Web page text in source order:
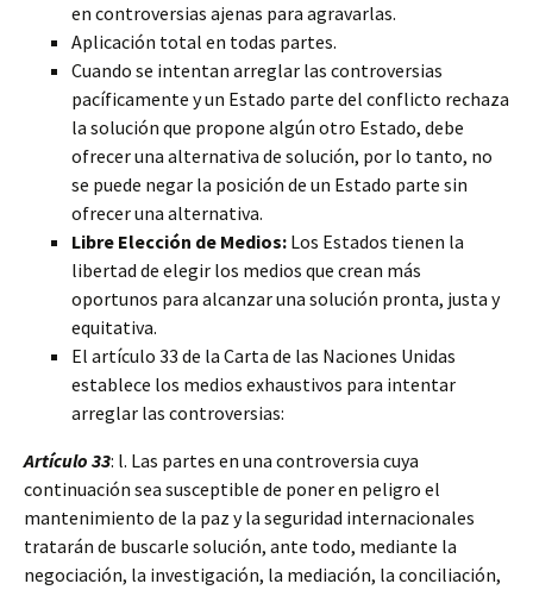
en controversias ajenas para agravarlas.
Aplicación total en todas partes.
Cuando se intentan arreglar las controversias
pacíficamente y un Estado parte del conflicto rechaza
la solución que propone algún otro Estado, debe
ofrecer una alternativa de solución, por lo tanto, no
se puede negar la posición de un Estado parte sin
ofrecer una alternativa.
Libre Elección de Medios: Los Estados tienen la
libertad de elegir los medios que crean más
oportunos para alcanzar una solución pronta, justa y
equitativa.
El artículo 33 de la Carta de las Naciones Unidas
establece los medios exhaustivos para intentar
arreglar las controversias:
Artículo 33: l. Las partes en una controversia cuya
continuación sea susceptible de poner en peligro el
mantenimiento de la paz y la seguridad internacionales
tratarán de buscarle solución, ante todo, mediante la
negociación, la investigación, la mediación, la conciliación,